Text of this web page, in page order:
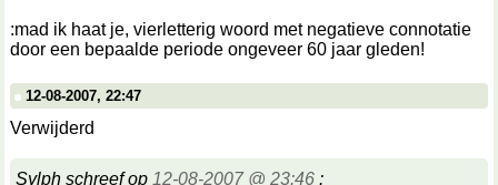
:mad ik haat je, vierletterig woord met negatieve connotatie
door een bepaalde periode ongeveer 60 jaar gleden!
12-08-2007, 22:47
Verwijderd
Sylph schreef op 12-08-2007 @ 23:46 :